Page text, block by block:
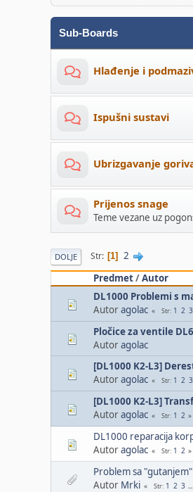
Sub-Boards
Hlađenje i
Ispušni sustavi
Ubrizgavanje
Prijenos snage
Teme vezane uz
DOLJE Str 1
2
Predmet/Autor
DL1000 Problemi s
Autoragolac Str 1 2 3
Pločice za ventile
Autoragolac
[DL1000 K2-L3]
Autoragolac Str 1 2 3
[DL1000 K2-L3]
Autoragolac Str 1 2
DL1000 reparacija
Autoragolac Str 1 2
Problem sa
Autor Mrki Str 1 2 3 ...